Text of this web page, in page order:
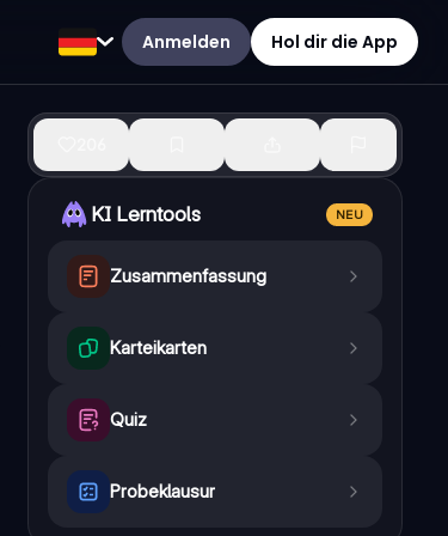
Anmelden Hol dir die App
KI Lerntools NEU
Zusammenfassung
Karteikarten
Quiz
Probeklausur